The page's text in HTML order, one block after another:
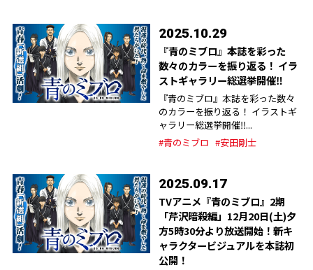
2025.10.29
『青のミブロ』本誌を彩った
数々のカラーを振り返る！ イラ
ストギャラリー総選挙開催‼︎
『青のミブロ』本誌を彩った数々
のカラーを振り返る！ イラストギ
ャラリー総選挙開催‼︎...
#青のミブロ #安田剛士
2025.09.17
TVアニメ『青のミブロ』2期
「芹沢暗殺編」12月20日(土)夕
方5時30分より放送開始！新キ
ャラクタービジュアルを本誌初
公開！